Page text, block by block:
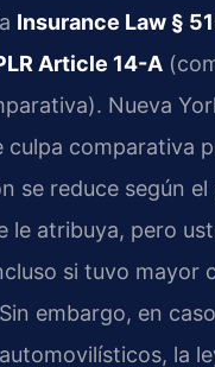
Insurance Law §
Article 14-A
Nueva
culpa comparativa
se reduce según
le atribuya, pero
si tuvo mayor
embargo, en
la